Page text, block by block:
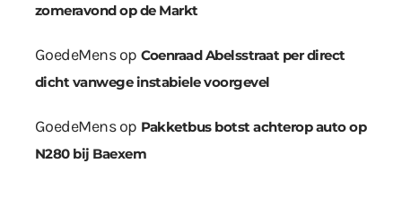
zomeravond op de Markt
GoedeMensop Coenraad Abelsstraat per direct
dicht vanwege instabiele voorgevel
GoedeMensop Pakketbus botst achterop auto op
N280 bij Baexem